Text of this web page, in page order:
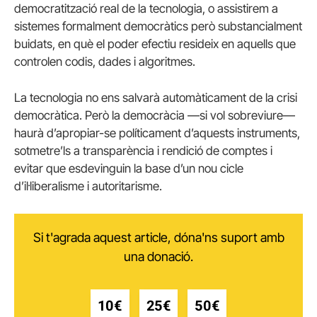
democratització real de la tecnologia, o assistirem a
sistemes formalment democràtics però substancialment
buidats, en què el poder efectiu resideix en aquells que
controlen codis, dades i algoritmes.
La tecnologia no ens salvarà automàticament de la crisi
democràtica. Però la democràcia —si vol sobreviure—
haurà d’apropiar-se políticament d’aquests instruments,
sotmetre’ls a transparència i rendició de comptes i
evitar que esdevinguin la base d’un nou cicle
d’il·liberalisme i autoritarisme.
Si t'agrada aquest article, dóna'ns suport amb
una donació.
10€ 25€ 50€